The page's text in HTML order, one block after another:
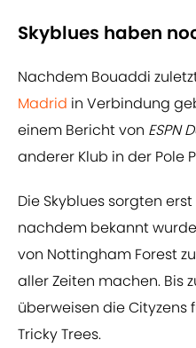
Skyblues haben
Nachdem Bouaddi
Madrid in Verbindung
einem Bericht von ESPN
anderer Klub in der Pole
Die Skyblues sorgten
nachdem bekannt
von Nottingham Forest
aller Zeiten machen. Bis
überweisen die
Tricky Trees.